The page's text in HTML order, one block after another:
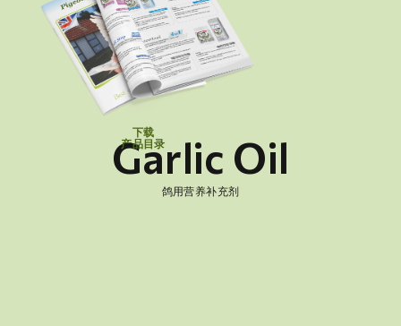
下载
产品目录
Garlic Oil
鸽用营养补充剂